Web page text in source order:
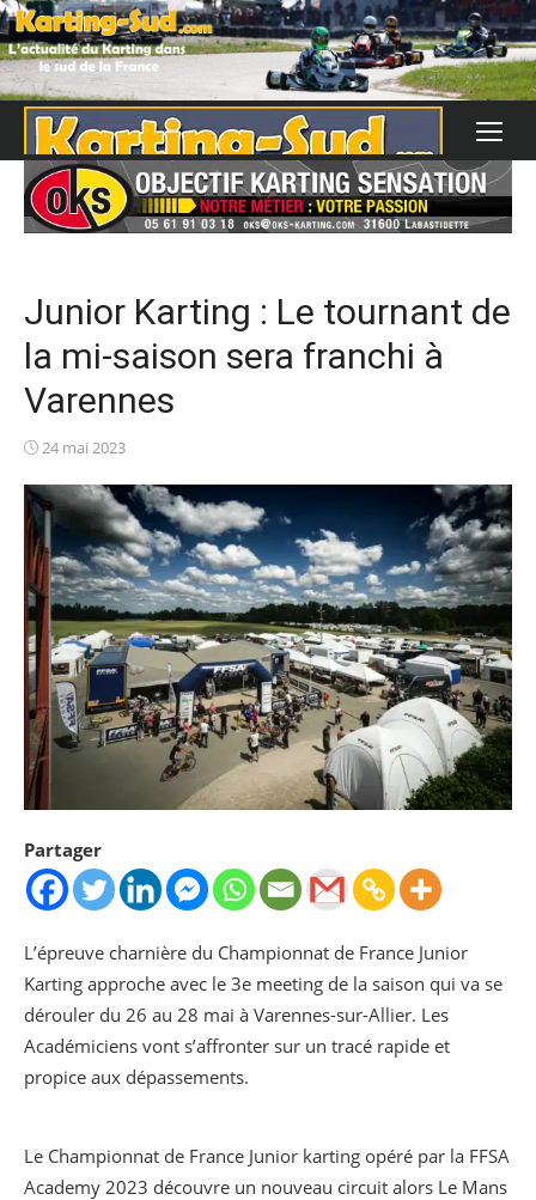
Skip
to
content
Junior Karting : Le tournant de
la mi-saison sera franchi à
Varennes
Posted
24 mai 2023
Partager
L’épreuve charnière du Championnat de France Junior
Karting approche avec le 3e meeting de la saison qui va se
dérouler du 26 au 28 mai à Varennes-sur-Allier. Les
Académiciens vont s’affronter sur un tracé rapide et
propice aux dépassements.
Le Championnat de France Junior karting opéré par la FFSA
Academy 2023 découvre un nouveau circuit alors Le Mans